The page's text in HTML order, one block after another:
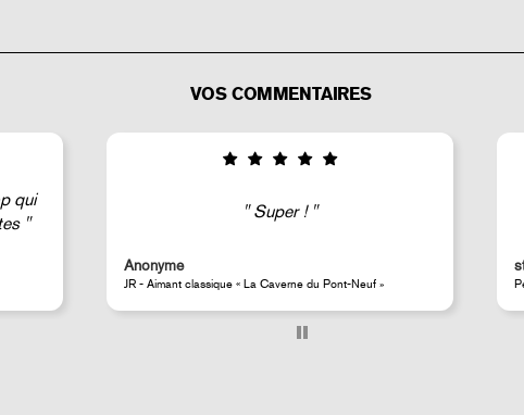
VOS COMMENTAIRES
Good selection of fairly rare products;
very fast shipping (within 24 hours) and
steeven d.
Perrotin Store Paris